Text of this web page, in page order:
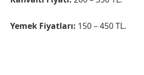
Yemek Fiyatları: 150 – 450 TL.